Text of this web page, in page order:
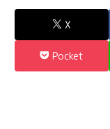
X
Pocket